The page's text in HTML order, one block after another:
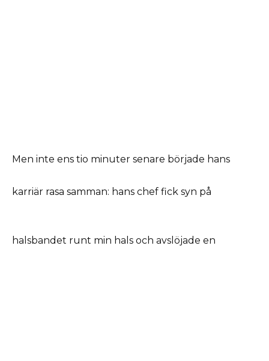
Men inte ens tio minuter senare började hans
karriär rasa samman: hans chef fick syn på
halsbandet runt min hals och avslöjade en